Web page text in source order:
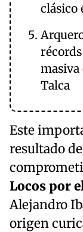
clásico
masiva
Talca
Este
resultado
Locos por
Alejandro
origen